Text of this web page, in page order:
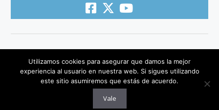
© 2019 All Rights Reserved
Utilizamos cookies para asegurar que damos la mejor
experiencia al usuario en nuestra web. Si sigues utilizando
este sitio asumiremos que estás de acuerdo.
Vale